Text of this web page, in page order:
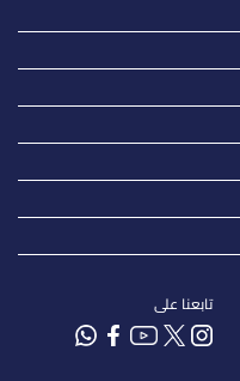
تابعنا على